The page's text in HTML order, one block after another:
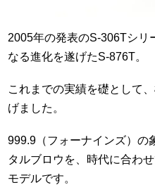
2005年の発表のS-306Tシリ
なる進化を遂げたS-876T。
これまでの実績を礎として
げました。
999.9（フォーナインズ）の
タルブロウを、時代に合わ
モデルです。